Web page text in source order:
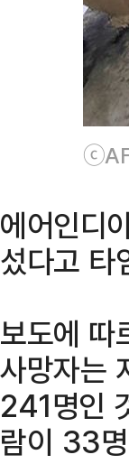
에어인디
섰다고 타
보도에 따
사망자는
241명인
람이 33